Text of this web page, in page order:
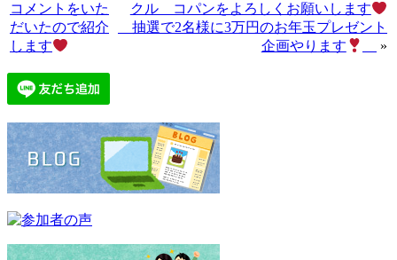
コメントをいた
だいたので紹介
します
クル コパンをよろしくお願いします
抽選で2名様に3万円のお年玉プレゼント
企画やります
»